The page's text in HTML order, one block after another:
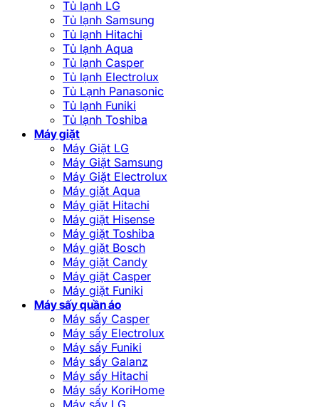
Tủ lạnh LG
Tủ lạnh Samsung
Tủ lạnh Hitachi
Tủ lạnh Aqua
Tủ lạnh Casper
Tủ lạnh Electrolux
Tủ Lạnh Panasonic
Tủ lạnh Funiki
Tủ lạnh Toshiba
Máy giặt
Máy Giặt LG
Máy Giặt Samsung
Máy Giặt Electrolux
Máy giặt Aqua
Máy giặt Hitachi
Máy giặt Hisense
Máy giặt Toshiba
Máy giặt Bosch
Máy giặt Candy
Máy giặt Casper
Máy giặt Funiki
Máy sấy quần áo
Máy sấy Casper
Máy sấy Electrolux
Máy sấy Funiki
Máy sấy Galanz
Máy sấy Hitachi
Máy sấy KoriHome
Máy sấy LG